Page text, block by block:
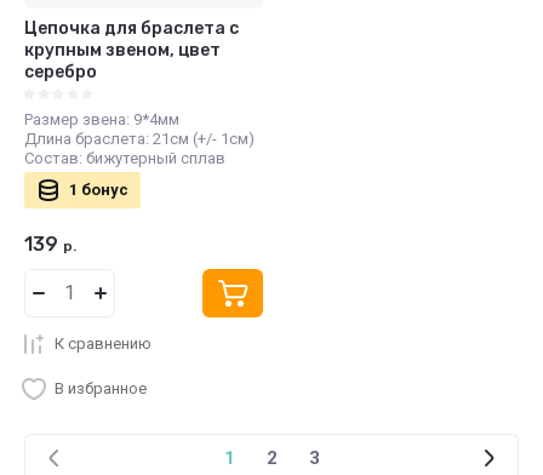
Цепочка для браслета с
крупным звеном, цвет
серебро
Размер звена: 9*4мм
Длина браслета: 21см (+/- 1см)
Состав: бижутерный сплав
1 бонус
139 р.
К сравнению
В избранное
1 2 3